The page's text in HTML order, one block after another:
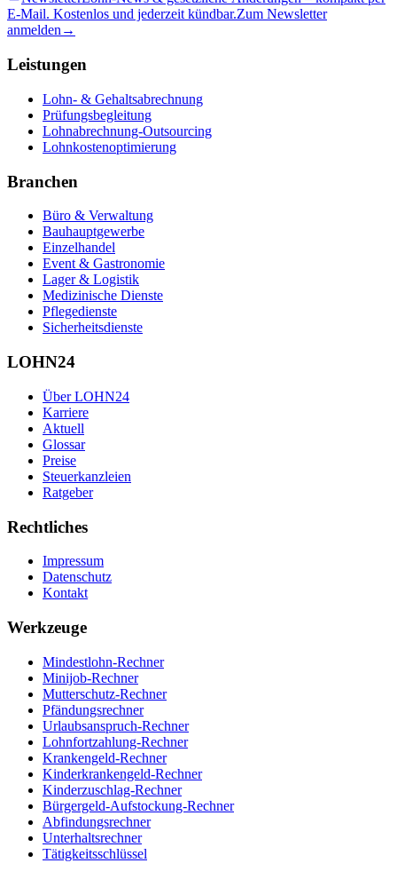
E-Mail. Kostenlos und jederzeit kündbar.Zum Newsletter
anmelden→
Leistungen
Lohn- & Gehaltsabrechnung
Prüfungsbegleitung
Lohnabrechnung-Outsourcing
Lohnkostenoptimierung
Branchen
Büro & Verwaltung
Bauhauptgewerbe
Einzelhandel
Event & Gastronomie
Lager & Logistik
Medizinische Dienste
Pflegedienste
Sicherheitsdienste
LOHN24
Über LOHN24
Karriere
Aktuell
Glossar
Preise
Steuerkanzleien
Ratgeber
Rechtliches
Impressum
Datenschutz
Kontakt
Werkzeuge
Mindestlohn-Rechner
Minijob-Rechner
Mutterschutz-Rechner
Pfändungsrechner
Urlaubsanspruch-Rechner
Lohnfortzahlung-Rechner
Krankengeld-Rechner
Kinderkrankengeld-Rechner
Kinderzuschlag-Rechner
Bürgergeld-Aufstockung-Rechner
Abfindungsrechner
Unterhaltsrechner
Tätigkeitsschlüssel